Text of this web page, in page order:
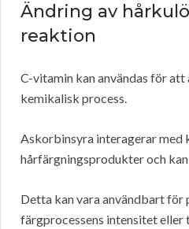
Ändring av
reaktion
C-vitamin kan användas för att
kemikalisk process.
Askorbinsyra interagerar med
hårfärgningsprodukter och
Detta kan vara användbart för
färgprocessens intensitet